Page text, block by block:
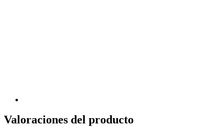
Valoraciones del producto